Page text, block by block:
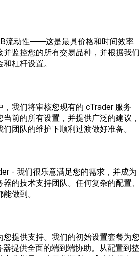
流动性——这是最具价格和时间效率
监控您的所有交易品种，并根据我们
杠杆设置。
我们将审核您现有的 cTrader 服务
前的所有设置，并提供广泛的建议，
团队的维护下顺利过渡做好准备。
- 我们很乐意满足您的需求，并成为
的技术支持团队。任何复杂的配置、
做到。
提供支持。我们的初始设置套餐为您
器提供全面的端到端协助。从配置到整